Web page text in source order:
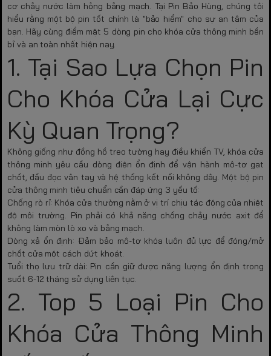
cơ chảy nước làm hỏng bảng mạch. Tại Pin Bảo Hùng, chúng tôi
hiểu rằng một bộ pin tốt chính là "bảo hiểm" cho sự an tâm của
bạn. Hãy cùng điểm mặt 5 dòng pin cho khóa cửa thông minh bền
bỉ và an toàn nhất hiện nay.
1. Tại Sao Lựa Chọn Pin
Cho Khóa Cửa Lại Cực
Kỳ Quan Trọng?
Không giống như đồng hồ treo tường hay điều khiển TV, khóa cửa
thông minh yêu cầu dòng điện ổn định để vận hành mô-tơ gạt
chốt, đầu đọc vân tay và hệ thống kết nối không dây. Một bộ pin
cửa thông minh tiêu chuẩn cần đáp ứng 3 yếu tố:
Chống rò rỉ: Khóa cửa thường nằm ở vị trí chịu tác động của nhiệt
độ môi trường. Pin phải có khả năng chống chảy nước axit để
không làm mòn lò xo và bảng mạch.
Dòng xả ổn định: Đảm bảo mô-tơ khóa luôn đủ lực để đóng/mở
chốt cửa một cách dứt khoát.
Tuổi thọ lưu trữ dài: Pin cần giữ được năng lượng ổn định trong
suốt 6-12 tháng sử dụng liên tục.
2. Top 5 Loại Pin Cho
Khóa Cửa Thông Minh